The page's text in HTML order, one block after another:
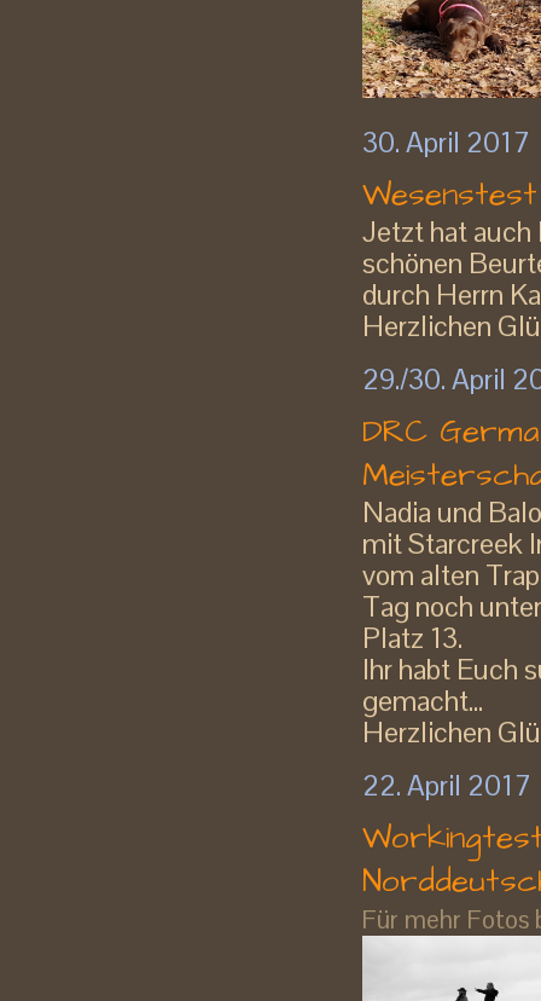
30. April 2017
Jetzt hat auch
schönen
durch Herrn
Herzlichen
29./30. April
DRC
Nadia und
mit Starcreek
vom alten
Tag noch
Platz 13.
Ihr habt Euch
gemacht...
Herzlichen
22. April 2017
Für mehr Fotos